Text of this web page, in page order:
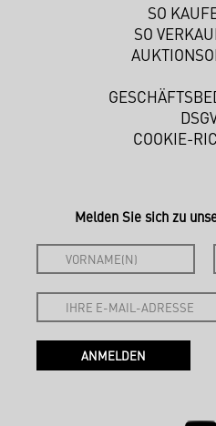
SO
SO
COOKIE-
Melden Sie sich zu